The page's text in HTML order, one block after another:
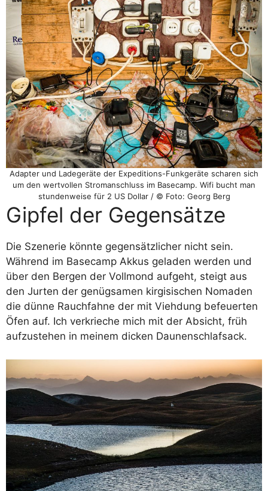
Adapter und Ladegeräte der Expeditions-Funkgeräte scharen sich
um den wertvollen Stromanschluss im Basecamp. Wifi bucht man
stundenweise für 2 US Dollar / © Foto: Georg Berg
Gipfel der Gegensätze
Die Szenerie könnte gegensätzlicher nicht sein.
Während im Basecamp Akkus geladen werden und
über den Bergen der Vollmond aufgeht, steigt aus
den Jurten der genügsamen kirgisischen Nomaden
die dünne Rauchfahne der mit Viehdung befeuerten
Öfen auf. Ich verkrieche mich mit der Absicht, früh
aufzustehen in meinem dicken Daunenschlafsack.